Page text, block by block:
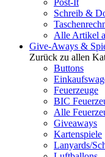
Post-It
Schreib &
Alle Artikel
Give-Aways &
Zurück zu allen
Buttons
Feuerzeuge
BIC
Alle
Giveaways
Kartenspiele
Lanyards/